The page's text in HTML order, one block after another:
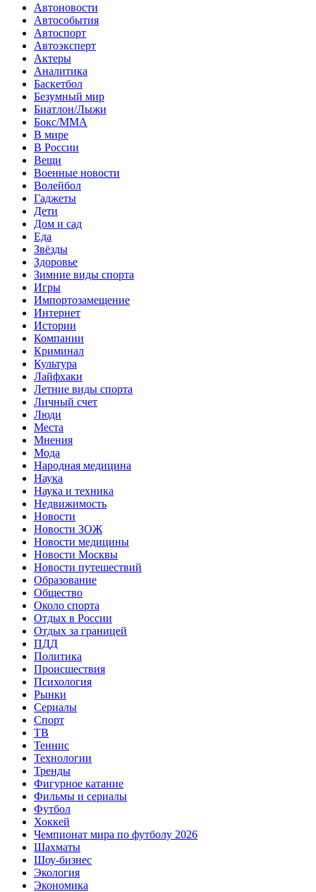
Автоновости
Автособытия
Автоспорт
Автоэксперт
Актеры
Аналитика
Баскетбол
Безумный мир
Биатлон/Лыжи
Бокс/MMA
В мире
В России
Вещи
Военные новости
Волейбол
Гаджеты
Дети
Дом и сад
Еда
Звёзды
Здоровье
Зимние виды спорта
Игры
Импортозамещение
Интернет
Истории
Компании
Криминал
Культура
Лайфхаки
Летние виды спорта
Личный счет
Люди
Места
Мнения
Мода
Народная медицина
Наука
Наука и техника
Недвижимость
Новости
Новости ЗОЖ
Новости медицины
Новости Москвы
Новости путешествий
Образование
Общество
Около спорта
Отдых в России
Отдых за границей
ПДД
Политика
Происшествия
Психология
Рынки
Сериалы
Спорт
ТВ
Теннис
Технологии
Тренды
Фигурное катание
Фильмы и сериалы
Футбол
Хоккей
Чемпионат мира по футболу 2026
Шахматы
Шоу-бизнес
Экология
Экономика